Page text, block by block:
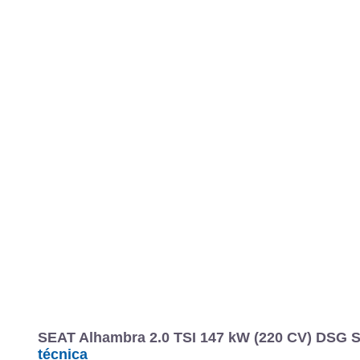
SEAT Alhambra 2.0 TSI 147 kW (220 CV) DSG
técnica